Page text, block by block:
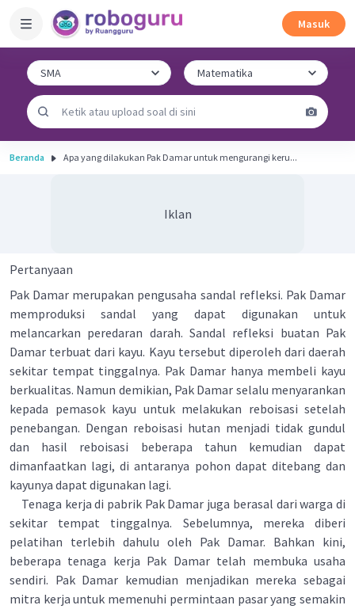
Masuk
Beranda Apa yang dilakukan Pak Damar untuk mengurangi keru...
Iklan
Pertanyaan
Pak Damar merupakan pengusaha sandal refleksi. Pak Damar
memproduksi sandal yang dapat digunakan untuk
melancarkan peredaran darah. Sandal refleksi buatan Pak
Damar terbuat dari kayu. Kayu tersebut diperoleh dari daerah
sekitar tempat tinggalnya. Pak Damar hanya membeli kayu
berkualitas. Namun demikian, Pak Damar selalu menyarankan
kepada pemasok kayu untuk melakukan reboisasi setelah
penebangan. Dengan reboisasi hutan menjadi tidak gundul
dan hasil reboisasi beberapa tahun kemudian dapat
dimanfaatkan lagi, di antaranya pohon dapat ditebang dan
kayunya dapat digunakan lagi.
Tenaga kerja di pabrik Pak Damar juga berasal dari warga di
sekitar tempat tinggalnya. Sebelumnya, mereka diberi
pelatihan terlebih dahulu oleh Pak Damar. Bahkan kini,
beberapa tenaga kerja Pak Damar telah membuka usaha
sendiri. Pak Damar kemudian menjadikan mereka sebagai
mitra kerja untuk memenuhi permintaan pasar yang semakin